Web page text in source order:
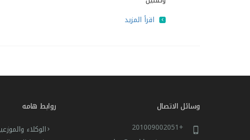
اقرأ المزيد
وسائل الاتصال
+201009002051
روابط هامه
الوكلاء